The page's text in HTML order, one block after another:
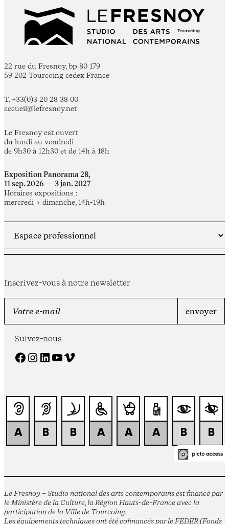
22 rue du Fresnoy, bp 80 179
59 202 Tourcoing cedex France
T. +33(0)3 20 28 38 00
accueil@lefresnoy.net
Le Fresnoy est ouvert
du lundi au vendredi
de 9h30 à 12h30 et de 14h à 18h
Exposition Panorama 28,
11 sep. 2026 — 3 jan. 2027
Horaires expositions :
mercredi > dimanche, 14h-19h
Inscrivez-vous à notre newsletter
Suivez-nous
Facebook Instagram LinkedIn YouTube Vimeo
Le Fresnoy – Studio national des arts contemporains est financé par
le Ministère de la Culture, la Région Hauts-de-France avec la
participation de la Ville de Tourcoing.
Les équipements techniques ont été cofinancés par le FEDER (Fonds